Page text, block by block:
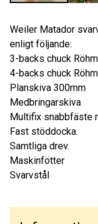
Weiler Matador
enligt följande:
3-backs chuck
4-backs chuck
Planskiva 300mm
Medbringarskiva
Multifix snabbfäste
Fast stöddocka.
Samtliga drev.
Maskinfötter
Svarvstål